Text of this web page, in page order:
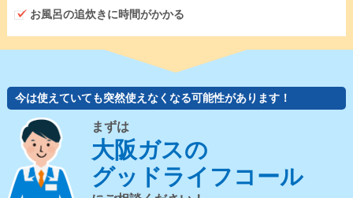
お風呂の追炊きに時間がかかる
今は使えていても突然使えなくなる可能性があります！
まずは
大阪ガスの
グッドライフコール